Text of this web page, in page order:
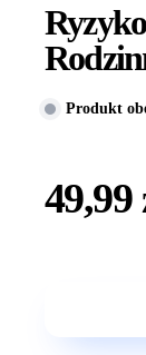
Produkt
49,99